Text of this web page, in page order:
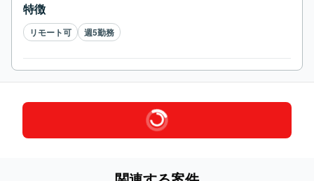
特徴
リモート可 週5勤務